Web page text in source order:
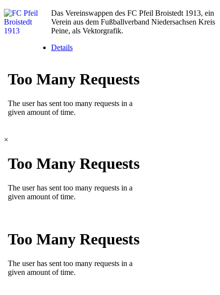
Das Vereinswappen des FC Pfeil Broistedt 1913, ein
Verein aus dem Fußballverband Niedersachsen Kreis
Peine, als Vektorgrafik.
Details
×